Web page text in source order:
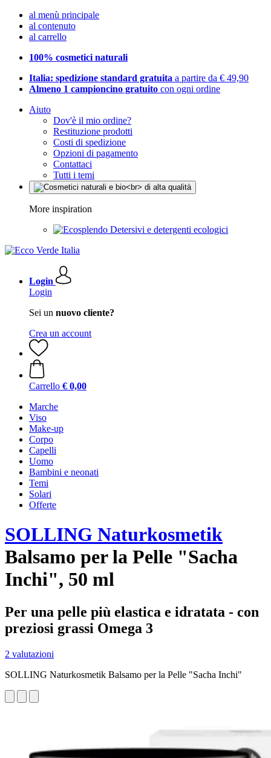
al menù principale
al contenuto
al carrello
100% cosmetici naturali
Italia: spedizione standard gratuita a partire da € 49,90
Almeno 1 campioncino gratuito con ogni ordine
Aiuto
Dov'è il mio ordine?
Restituzione prodotti
Costi di spedizione
Opzioni di pagamento
Contattaci
Tutti i temi
More inspiration
Detersivi e detergenti ecologici
Login
Login
Sei un nuovo cliente?
Crea un account
Carrello € 0,00
Marche
Viso
Make-up
Corpo
Capelli
Uomo
Bambini e neonati
Temi
Solari
Offerte
SOLLING Naturkosmetik
Balsamo per la Pelle "Sacha
Inchi", 50 ml
Per una pelle più elastica e idratata - con
preziosi grassi Omega 3
2 valutazioni
SOLLING Naturkosmetik Balsamo per la Pelle "Sacha Inchi"